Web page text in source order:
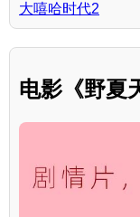
大嘻哈时代2
电影《野夏